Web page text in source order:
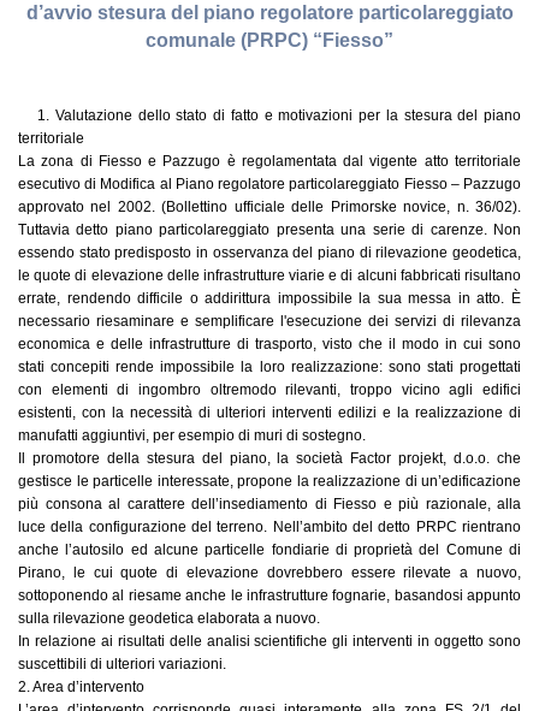
d’avvio stesura del piano regolatore particolareggiato
comunale (PRPC) “Fiesso”
1. Valutazione dello stato di fatto e motivazioni per la stesura del piano
territoriale
La zona di Fiesso e Pazzugo è regolamentata dal vigente atto territoriale
esecutivo di Modifica al Piano regolatore particolareggiato Fiesso – Pazzugo
approvato nel 2002. (Bollettino ufficiale delle Primorske novice, n. 36/02).
Tuttavia detto piano particolareggiato presenta una serie di carenze. Non
essendo stato predisposto in osservanza del piano di rilevazione geodetica,
le quote di elevazione delle infrastrutture viarie e di alcuni fabbricati risultano
errate, rendendo difficile o addirittura impossibile la sua messa in atto. È
necessario riesaminare e semplificare l'esecuzione dei servizi di rilevanza
economica e delle infrastrutture di trasporto, visto che il modo in cui sono
stati concepiti rende impossibile la loro realizzazione: sono stati progettati
con elementi di ingombro oltremodo rilevanti, troppo vicino agli edifici
esistenti, con la necessità di ulteriori interventi edilizi e la realizzazione di
manufatti aggiuntivi, per esempio di muri di sostegno.
Il promotore della stesura del piano, la società Factor projekt, d.o.o. che
gestisce le particelle interessate, propone la realizzazione di un’edificazione
più consona al carattere dell’insediamento di Fiesso e più razionale, alla
luce della configurazione del terreno. Nell’ambito del detto PRPC rientrano
anche l’autosilo ed alcune particelle fondiarie di proprietà del Comune di
Pirano, le cui quote di elevazione dovrebbero essere rilevate a nuovo,
sottoponendo al riesame anche le infrastrutture fognarie, basandosi appunto
sulla rilevazione geodetica elaborata a nuovo.
In relazione ai risultati delle analisi scientifiche gli interventi in oggetto sono
suscettibili di ulteriori variazioni.
2. Area d’intervento